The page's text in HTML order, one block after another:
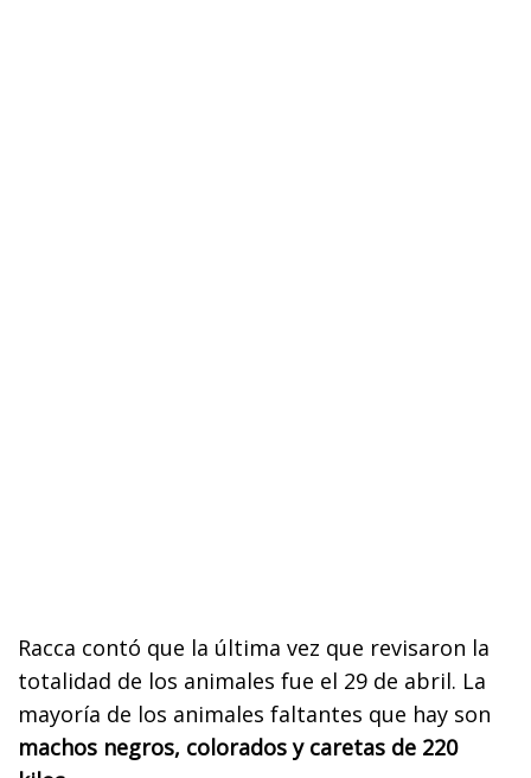
Racca contó que la última vez que revisaron la
totalidad de los animales fue el 29 de abril. La
mayoría de los animales faltantes que hay son
machos negros, colorados y caretas de 220